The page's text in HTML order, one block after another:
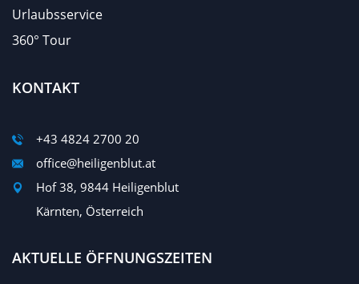
Urlaubsservice
360° Tour
KONTAKT
+43 4824 2700 20
office@heiligenblut.at
Hof 38, 9844 Heiligenblut
Kärnten, Österreich
AKTUELLE ÖFFNUNGSZEITEN